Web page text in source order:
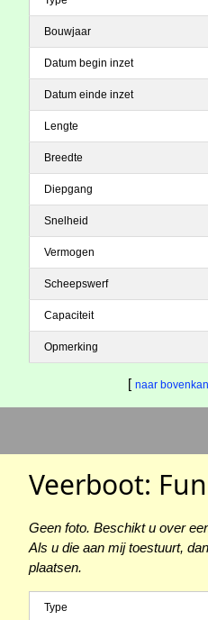
Bouwjaar
Datum begin inzet
Datum einde inzet
Lengte
Breedte
Diepgang
Snelheid
Vermogen
Scheepswerf
Capaciteit
Opmerking
[ naar
Veerboot:
Geen foto. Beschikt u over
Als u die aan mij toestuurt,
plaatsen.
Type